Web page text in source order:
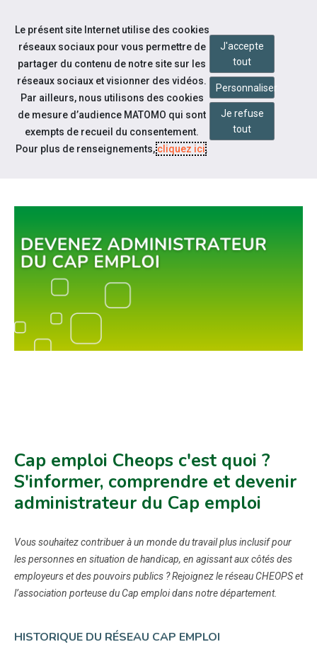
Aller au contenu
Qui sommes-nous ?
DEVENEZ ADMINISTRATEUR DU
Cap emploi Cheops c'est quoi ?
S'informer, comprendre et devenir
administrateur du Cap emploi
Vous souhaitez contribuer à un monde du travail plus inclusif pour
les personnes en situation de handicap, en agissant aux côtés des
employeurs et des pouvoirs publics ? Rejoignez le réseau CHEOPS et
l’association porteuse du Cap emploi dans notre département.
HISTORIQUE DU RÉSEAU CAP EMPLOI
Le présent site Internet utilise des cookies
réseaux sociaux pour vous permettre de
partager du contenu de notre site sur les
réseaux sociaux et visionner des vidéos.
Par ailleurs, nous utilisons des cookies
de mesure d’audience MATOMO qui sont
exempts de recueil du consentement.
Pour plus de renseignements,cliquez ici.
J'accepte
tout
Personnaliser
Je refuse
tout